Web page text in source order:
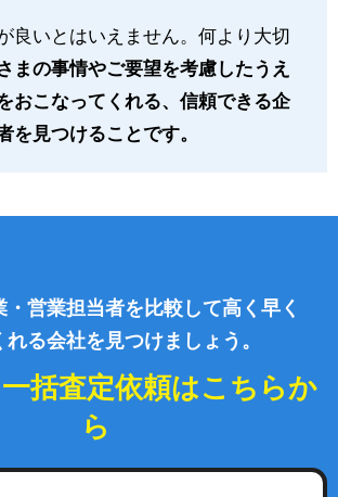
良いとはいえません。何より大切
まの事情やご要望を考慮したうえ
おこなってくれる、信頼できる企
を見つけることです。
営業担当者を比較して高く早く
る会社を見つけましょう。
括査定依頼はこちらか
ら